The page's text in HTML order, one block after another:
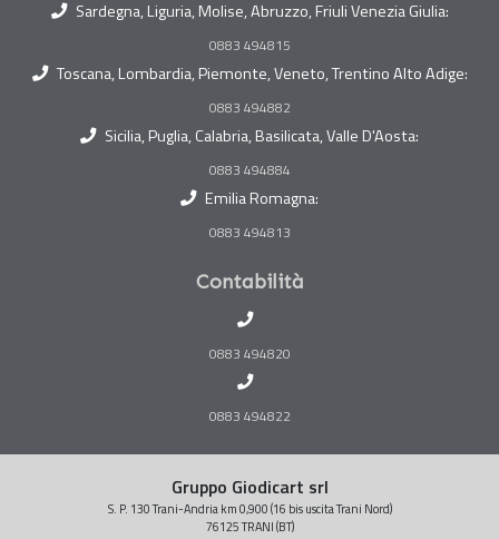
Sardegna, Liguria, Molise, Abruzzo, Friuli Venezia Giulia:
0883 494815
Toscana, Lombardia, Piemonte, Veneto, Trentino Alto Adige:
0883 494882
Sicilia, Puglia, Calabria, Basilicata, Valle D'Aosta:
0883 494884
Emilia Romagna:
0883 494813
Contabilità
0883 494820
0883 494822
Gruppo Giodicart srl
S. P. 130 Trani-Andria km 0,900 (16 bis uscita Trani Nord)
76125 TRANI (BT)